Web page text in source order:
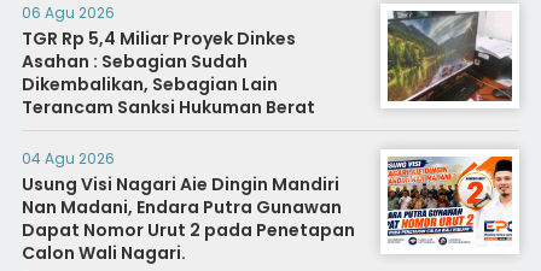
06 Agu 2026
TGR Rp 5,4 Miliar Proyek Dinkes
Asahan : Sebagian Sudah
Dikembalikan, Sebagian Lain
Terancam Sanksi Hukuman Berat
04 Agu 2026
Usung Visi Nagari Aie Dingin Mandiri
Nan Madani, Endara Putra Gunawan
Dapat Nomor Urut 2 pada Penetapan
Calon Wali Nagari.